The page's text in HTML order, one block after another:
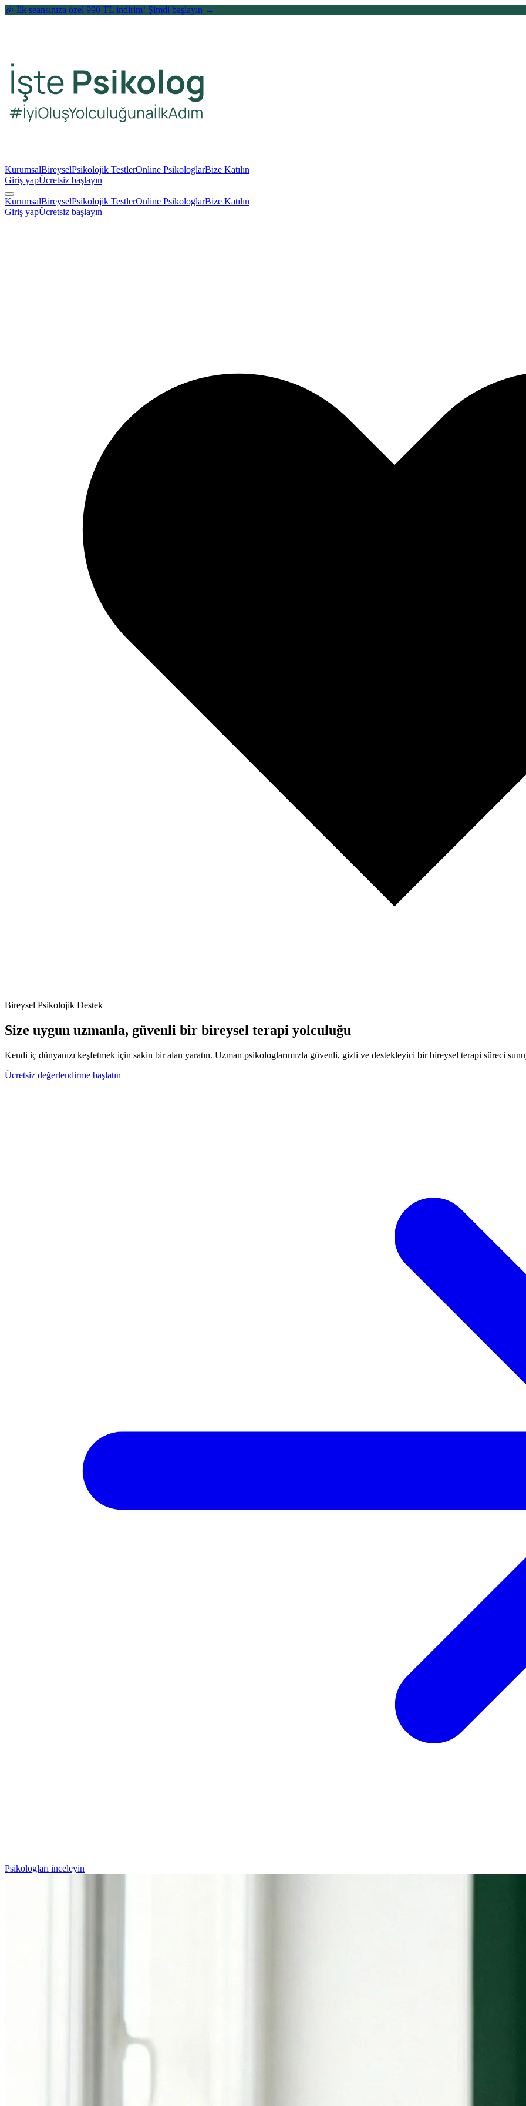
🎉 İlk seansınıza özel 990 TL indirim! Şimdi başlayın →
KurumsalBireyselPsikolojik TestlerOnline PsikologlarBize Katılın
Giriş yapÜcretsiz başlayın
KurumsalBireyselPsikolojik TestlerOnline PsikologlarBize Katılın
Giriş yapÜcretsiz başlayın
Bireysel Psikolojik Destek
Size uygun uzmanla, güvenli bir bireysel terapi yolculuğu
Kendi iç dünyanızı keşfetmek için sakin bir alan yaratın. Uzman psikologlarımızla güvenli, gizli ve destekleyici bir bireysel terapi süreci
Ücretsiz değerlendirme başlatın
Psikologları inceleyin